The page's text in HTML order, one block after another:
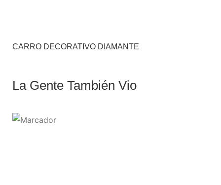
CARRO DECORATIVO DIAMANTE
La Gente También Vio